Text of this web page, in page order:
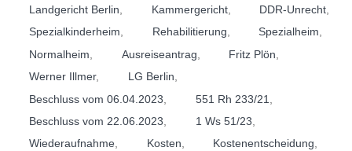
Landgericht Berlin
Kammergericht, DDR-Unrecht
Spezialkinderheim, Rehabilitierung, Spezialheim,
Normalheim
Ausreiseantrag Fritz Plön
Werner Illmer, LG Berlin
Beschluss vom 06.04.2023
551 Rh 233/21
Beschluss vom 22.06.2023
1 Ws 51/23
Wiederaufnahme, Kosten, Kostenentscheidung,